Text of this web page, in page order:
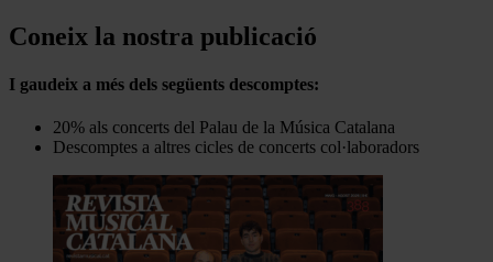
Coneix la nostra publicació
I gaudeix a més dels següents descomptes:
20% als concerts del Palau de la Música Catalana
Descomptes a altres cicles de concerts col·laboradors